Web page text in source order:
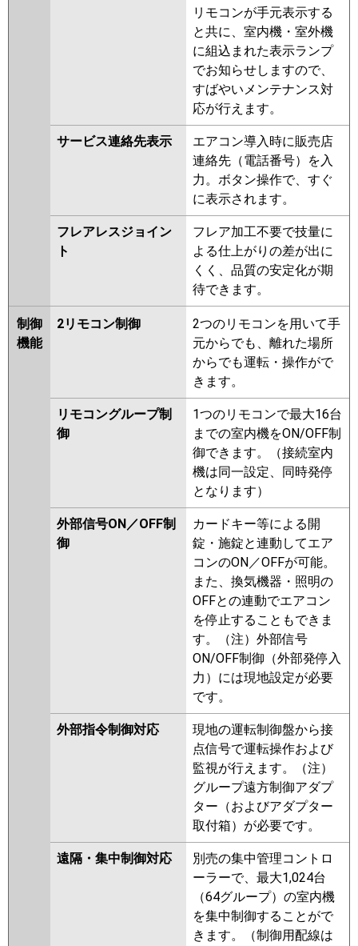
リモコンが手元表示する
と共に、室内機・室外機
に組込まれた表示ランプ
でお知らせしますので、
すばやいメンテナンス対
応が行えます。
サービス連絡先表示
エアコン導入時に販売店
連絡先（電話番号）を入
力。ボタン操作で、すぐ
に表示されます。
フレアレスジョイン
ト
フレア加工不要で技量に
よる仕上がりの差が出に
くく、品質の安定化が期
待できます。
制御
機能
2リモコン制御
2つのリモコンを用いて手
元からでも、離れた場所
からでも運転・操作がで
きます。
リモコングループ制
御
1つのリモコンで最大16台
までの室内機をON/OFF制
御できます。（接続室内
機は同一設定、同時発停
となります）
外部信号ON／OFF制
御
カードキー等による開
錠・施錠と連動してエア
コンのON／OFFが可能。
また、換気機器・照明の
OFFとの連動でエアコン
を停止することもできま
す。（注）外部信号
ON/OFF制御（外部発停入
力）には現地設定が必要
です。
外部指令制御対応
現地の運転制御盤から接
点信号で運転操作および
監視が行えます。（注）
グループ遠方制御アダプ
ター（およびアダプター
取付箱）が必要です。
遠隔・集中制御対応
別売の集中管理コントロ
ーラーで、最大1,024台
（64グループ）の室内機
を集中制御することがで
きます。（制御用配線は